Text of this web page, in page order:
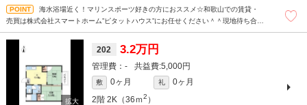
海水浴場近く！マリンスポーツ好きの方におススメ☆和歌山での賃貸・
売買は株式会社スマートホーム”ピタットハウス”にお任せください＾＾現地待ち合わ
202 3.2万円
- 5,000円
敷 0ヶ月 礼
0ヶ月
2階 2K（36ｍ2 ）